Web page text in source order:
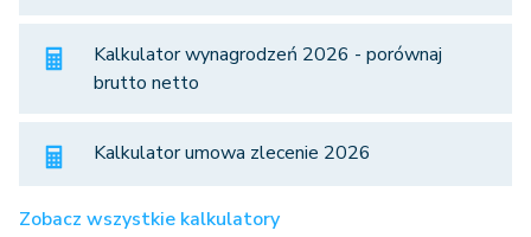
Kalkulator wynagrodzeń 2026 - porównaj
brutto netto
Kalkulator umowa zlecenie 2026
Zobacz wszystkie kalkulatory